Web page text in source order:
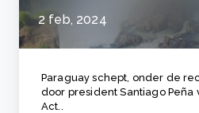
2 feb, 2024
Paraguay schept, onder de
door president Santiago Peña
Act..